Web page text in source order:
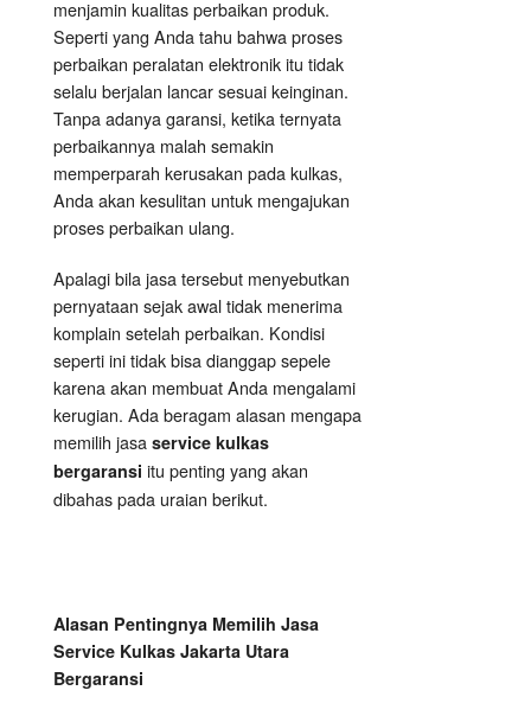
menjamin kualitas perbaikan produk.
Seperti yang Anda tahu bahwa proses
perbaikan peralatan elektronik itu tidak
selalu berjalan lancar sesuai keinginan.
Tanpa adanya garansi, ketika ternyata
perbaikannya malah semakin
memperparah kerusakan pada kulkas,
Anda akan kesulitan untuk mengajukan
proses perbaikan ulang.
Apalagi bila jasa tersebut menyebutkan
pernyataan sejak awal tidak menerima
komplain setelah perbaikan. Kondisi
seperti ini tidak bisa dianggap sepele
karena akan membuat Anda mengalami
kerugian. Ada beragam alasan mengapa
memilih jasa service kulkas
bergaransi itu penting yang akan
dibahas pada uraian berikut.
Alasan Pentingnya Memilih Jasa
Service Kulkas Jakarta Utara
Bergaransi